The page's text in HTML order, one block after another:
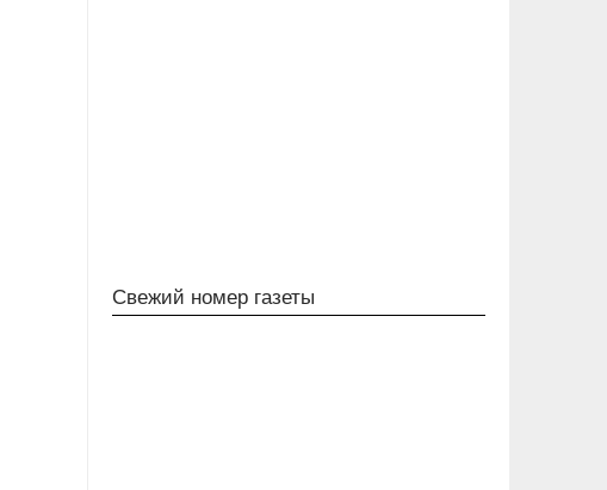
Свежий номер газеты